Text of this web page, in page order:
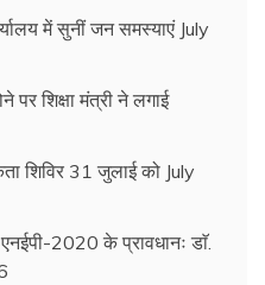
में सुनीं जन समस्याएं July
पर शिक्षा मंत्री ने लगाई
शिविर 31 जुलाई को July
2020 के प्रावधानः डाॅ.